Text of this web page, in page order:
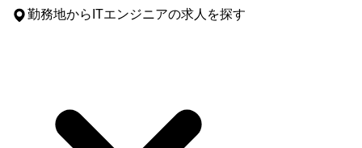
勤務地からITエンジニアの求人を探す